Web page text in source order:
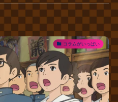
コラムがいっぱい